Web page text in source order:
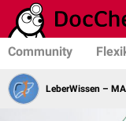
Community
LeberWissen –